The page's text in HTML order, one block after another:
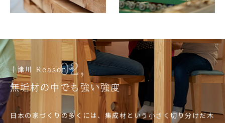
十津川 Reason02,
無垢材の中でも強い強度
日本の家づくりの多くには、集成材という小さく切り分けだ木